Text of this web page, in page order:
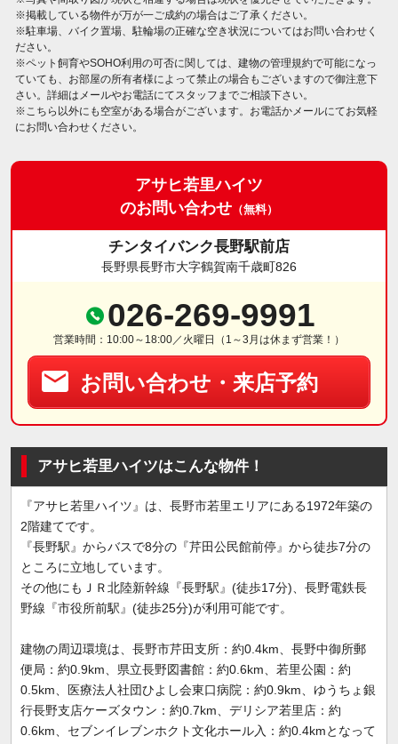
※掲載している物件が万が一ご成約の場合はご了承ください。
※駐車場、バイク置場、駐輪場の正確な空き状況についてはお問い合わせく
ださい。
※ペット飼育やSOHO利用の可否に関しては、建物の管理規約で可能になっ
ていても、お部屋の所有者様によって禁止の場合もございますので御注意下
さい。詳細はメールやお電話にてスタッフまでご相談下さい。
※こちら以外にも空室がある場合がございます。お電話かメールにてお気軽
にお問い合わせください。
アサヒ若里ハイツ
のお問い合わせ （無料）
チンタイバンク長野駅前店
長野県長野市大字鶴賀南千歳町826
026-269-9991
営業時間：10:00～18:00／火曜日（1～3月は休まず営業！）
お問い合わせ・来店予約
アサヒ若里ハイツはこんな物件！
『アサヒ若里ハイツ』は、長野市若里エリアにある1972年築の
2階建てです。
『長野駅』からバスで8分の『芹田公民館前停』から徒歩7分の
ところに立地しています。
その他にもＪＲ北陸新幹線『長野駅』(徒歩17分)、長野電鉄長
野線『市役所前駅』(徒歩25分)が利用可能です。
建物の周辺環境は、長野市芹田支所：約0.4km、長野中御所郵
便局：約0.9km、県立長野図書館：約0.6km、若里公園：約
0.5km、医療法人社団ひよし会東口病院：約0.9km、ゆうちょ銀
行長野支店ケーズタウン：約0.7km、デリシア若里店：約
0.6km、セブンイレブンホクト文化ホール入：約0.4kmとなって